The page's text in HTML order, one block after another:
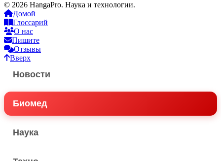
© 2026 HangaPro. Наука и технологии.
Домой
Глоссарий
О нас
Пишите
Отзывы
Вверх
Новости
Биомед
Наука